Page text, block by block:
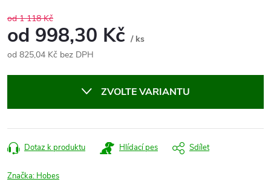
od 1 118 Kč
od 998,30 Kč / ks
od 825,04 Kč bez DPH
ZVOLTE VARIANTU
Dotaz k produktu Hlídací pes Sdílet
Značka: Hobes